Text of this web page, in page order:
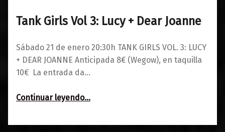
Tank Girls Vol 3: Lucy + Dear Joanne
Sábado 21 de enero 20:30h TANK GIRLS VOL. 3: LUCY
+ DEAR JOANNE Anticipada 8€ (Wegow), en taquilla
10€ La entrada da…
Continuar leyendo“Tank Girls Vol 3: Lucy + Dear Joanne”
…
16/01/20230Maravillas